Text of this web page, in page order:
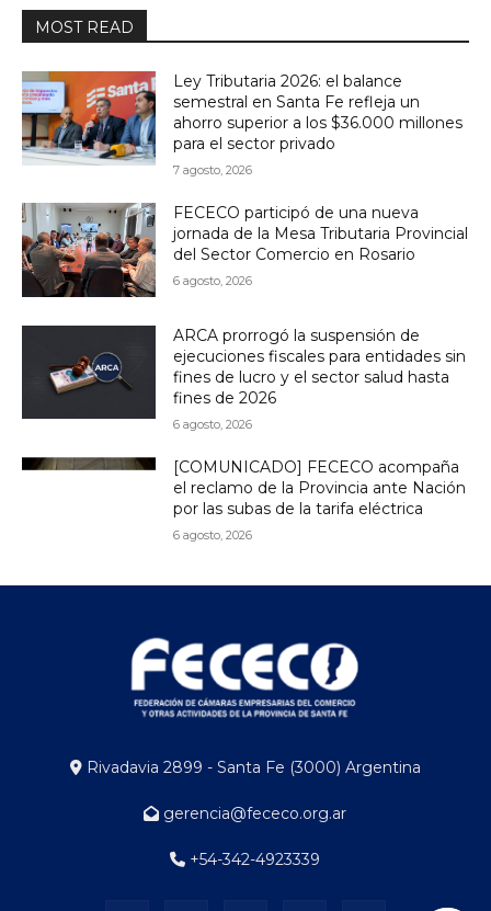
MOST READ
Ley Tributaria 2026: el balance
semestral en Santa Fe refleja un
ahorro superior a los $36.000 millones
para el sector privado
7 agosto, 2026
FECECO participó de una nueva
jornada de la Mesa Tributaria Provincial
del Sector Comercio en Rosario
6 agosto, 2026
ARCA prorrogó la suspensión de
ejecuciones fiscales para entidades sin
fines de lucro y el sector salud hasta
fines de 2026
6 agosto, 2026
[COMUNICADO] FECECO acompaña
el reclamo de la Provincia ante Nación
por las subas de la tarifa eléctrica
6 agosto, 2026
Rivadavia 2899 - Santa Fe (3000) Argentina
gerencia@fececo.org.ar
+54-342-4923339